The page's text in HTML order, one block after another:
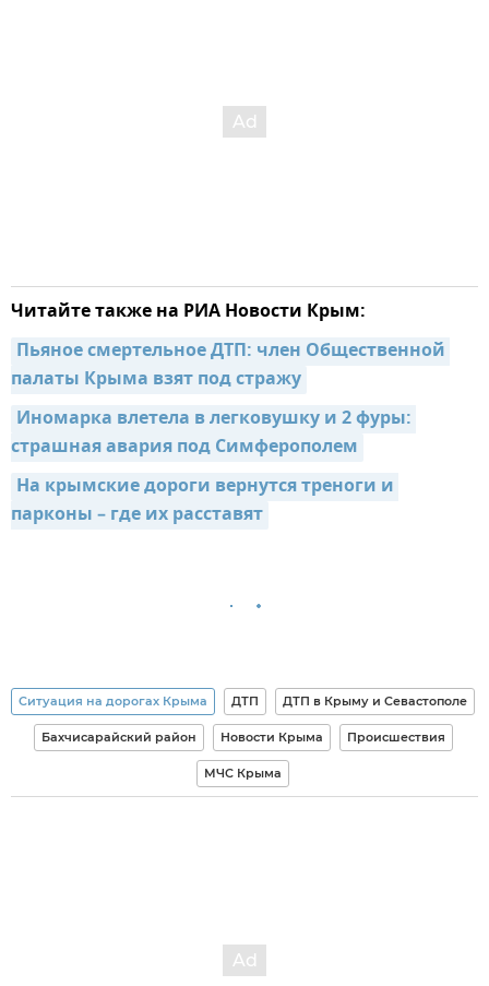
Читайте также на РИА Новости Крым:
Пьяное смертельное ДТП: член Общественной
палаты Крыма взят под стражу
Иномарка влетела в легковушку и 2 фуры:
страшная авария под Симферополем
На крымские дороги вернутся треноги и
парконы – где их расставят
Ситуация на дорогах Крыма ДТП ДТП в Крыму и Севастополе
Бахчисарайский район Новости Крыма Происшествия
МЧС Крыма